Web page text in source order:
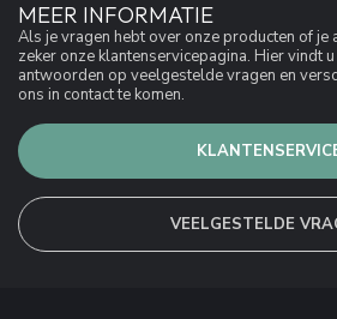
MEER INFORMATIE
Als je vragen hebt over onze producten of je
zeker onze klantenservicepagina. Hier vindt
antwoorden op veelgestelde vragen en
ons in contact te komen.
VEELGESTELDE